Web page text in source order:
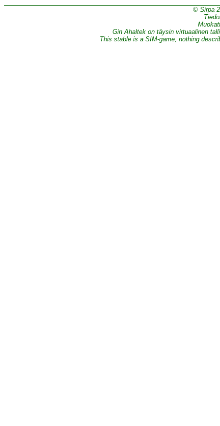
© Sirpa
Gin Ahaltek on täysin virtuaalinen
This stable is a SIM-game, nothing